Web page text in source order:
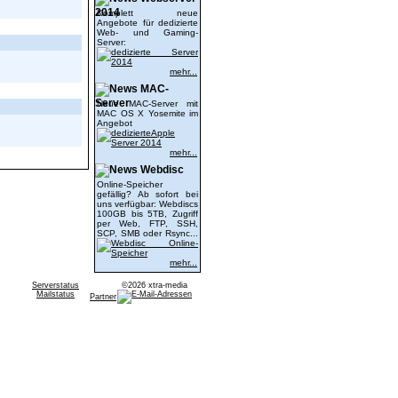
2014
Komplett neue
Angebote für dedizierte
Web- und Gaming-
Server:
mehr...
MAC-
Server
Neue MAC-Server mit
MAC OS X Yosemite im
Angebot
mehr...
Webdisc
Online-Speicher
gefällig? Ab sofort bei
uns verfügbar: Webdiscs
100GB bis 5TB, Zugriff
per Web, FTP, SSH,
SCP, SMB oder Rsync...
mehr...
Serverstatus
Mailstatus
Partner
©2026 xtra-media